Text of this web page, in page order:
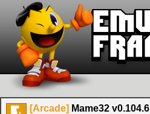
[Arcade] Mame32 v0.104.6